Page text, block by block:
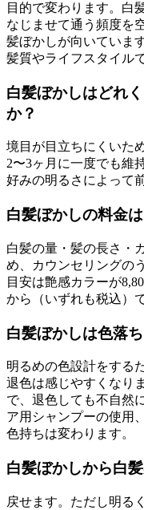
目的で変わります。白
なじませて通う頻度を
髪ぼかしが向いていま
髪質やライフスタイル
白髪ぼかしはどれ
か？
境目が目立ちにくいた
2〜3ヶ月に一度でも維
好みの明るさによって
白髪ぼかしの料金
白髪の量・髪の長さ・
め、カウンセリングの
目安は艶感カラーが
から（いずれも税込）で
白髪ぼかしは色落
明るめの色設計をする
退色は感じやすくなり
で、退色しても不自然
ア用シャンプーの使用
色持ちは変わります。
白髪ぼかしから白
戻せます。ただし明る